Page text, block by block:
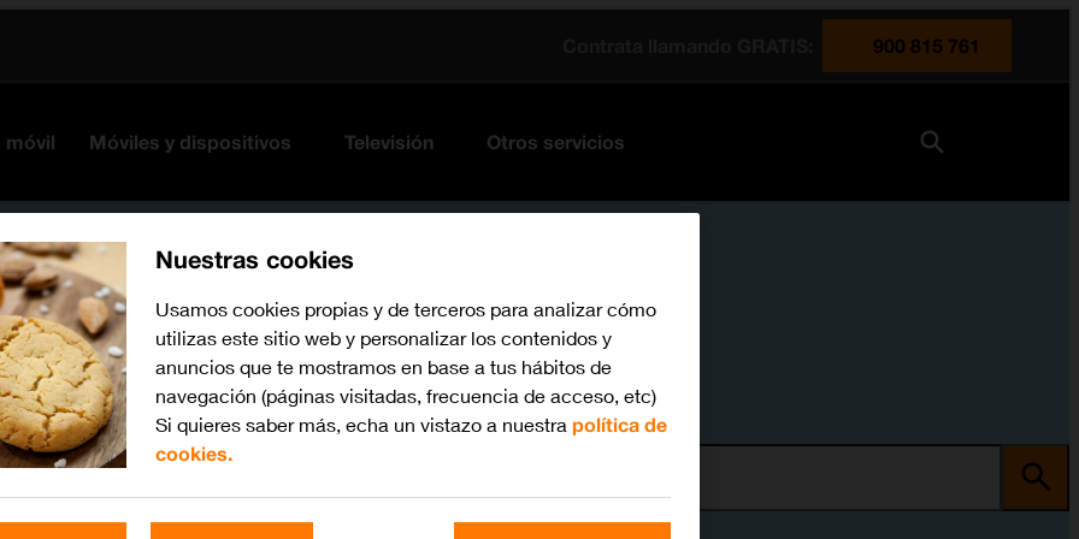
900 815 761
móvil Móviles y dispositivos Televisión Otros servicios
Nuestras cookies
Usamos cookies propias y de terceros para analizar cómo
utilizas este sitio web y personalizar los contenidos y
anuncios que te mostramos en base a tus hábitos de
navegación (páginas visitadas, frecuencia de acceso, etc)
Si quieres saber más, echa un vistazo a nuestra política de
cookies.